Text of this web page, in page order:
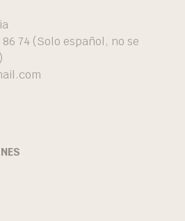
74 (Solo español, no se